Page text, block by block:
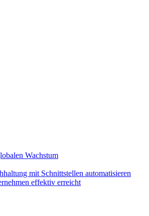
Wachstum
mit Schnittstellen automatisieren
effektiv erreicht